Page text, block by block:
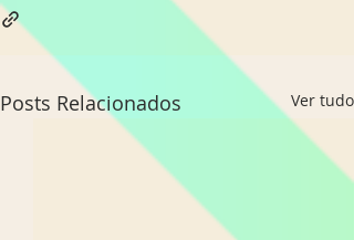
Posts Relacionados Ver tudo